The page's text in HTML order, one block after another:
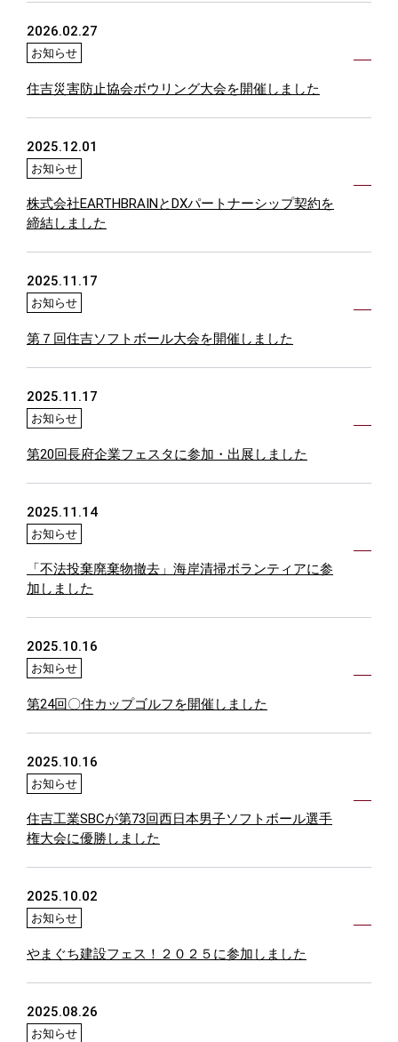
2026.02.27
お知らせ
住吉災害防止協会ボウリング大会を開催しました
2025.12.01
お知らせ
株式会社EARTHBRAINとDXパートナーシップ契約を
締結しました
2025.11.17
お知らせ
第７回住吉ソフトボール大会を開催しました
2025.11.17
お知らせ
第20回長府企業フェスタに参加・出展しました
2025.11.14
お知らせ
「不法投棄廃棄物撤去」海岸清掃ボランティアに参
加しました
2025.10.16
お知らせ
第24回〇住カップゴルフを開催しました
2025.10.16
お知らせ
住吉工業SBCが第73回西日本男子ソフトボール選手
権大会に優勝しました
2025.10.02
お知らせ
やまぐち建設フェス！２０２５に参加しました
2025.08.26
お知らせ